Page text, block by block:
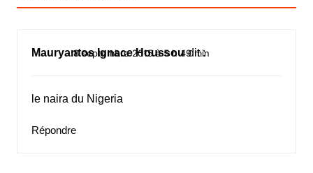
Mauryantos Ignace Houssou dit :
8 septembre 2015 à 5 h 49 min
le naira du Nigeria
Répondre